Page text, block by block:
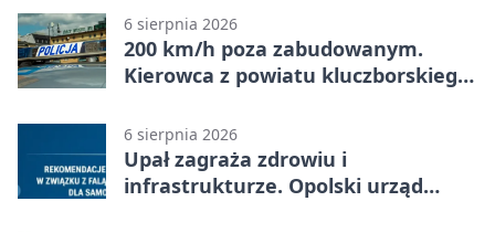
6 sierpnia 2026
200 km/h poza zabudowanym.
Kierowca z powiatu kluczborskiego
6 sierpnia 2026
Upał zagraża zdrowiu i
infrastrukturze. Opolski urząd